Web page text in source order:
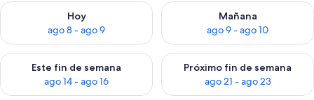
Hoy
ago 8 - ago 9
Consulta la disponibilidad para hoy ago 8 - ago 9
Mañana
ago 9 - ago 10
Consulta la disponibilidad
Este fin de semana
ago 14 - ago 16
Consulta la disponibilidad para este fin de semana ago 14 -
Próximo fin de semana
ago 21 - ago 23
Consulta la disponibilidad